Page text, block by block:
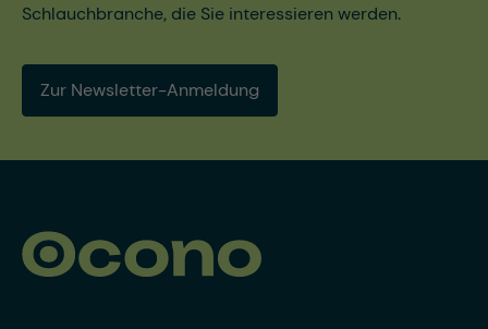
Schlauchbranche, die Sie interessieren werden.
Zur Newsletter-Anmeldung